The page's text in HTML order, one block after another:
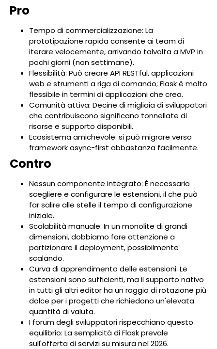
Pro
Tempo di commercializzazione: La
prototipazione rapida consente ai team di
iterare velocemente, arrivando talvolta a MVP in
pochi giorni (non settimane).
Flessibilità: Può creare API RESTful, applicazioni
web e strumenti a riga di comando; Flask è molto
flessibile in termini di applicazioni che crea.
Comunità attiva: Decine di migliaia di sviluppatori
che contribuiscono significano tonnellate di
risorse e supporto disponibili.
Ecosistema amichevole: si può migrare verso
framework async-first abbastanza facilmente.
Contro
Nessun componente integrato: È necessario
scegliere e configurare le estensioni, il che può
far salire alle stelle il tempo di configurazione
iniziale.
Scalabilità manuale: In un monolite di grandi
dimensioni, dobbiamo fare attenzione a
partizionare il deployment, possibilmente
scalando.
Curva di apprendimento delle estensioni: Le
estensioni sono sufficienti, ma il supporto nativo
in tutti gli altri editor ha un raggio di rotazione più
dolce per i progetti che richiedono un'elevata
quantità di valuta.
I forum degli sviluppatori rispecchiano questo
equilibrio: La semplicità di Flask prevale
sull'offerta di servizi su misura nel 2026.